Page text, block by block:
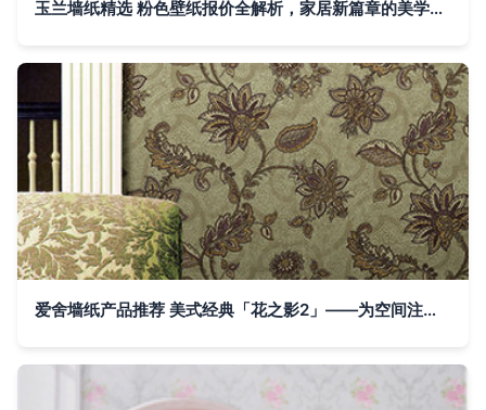
玉兰墙纸精选 粉色壁纸报价全解析，家居新篇章的美学起点
爱舍墙纸产品推荐 美式经典「花之影2」——为空间注入自然灵感